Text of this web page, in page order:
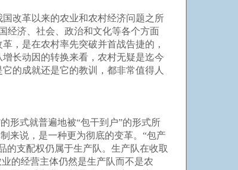
改革以来的农业和农村经济问题之所
经济、社会、政治和文化等各个方面
，是在农村率先突破并首战告捷的，
长动因的转换来看，农村无疑是迄今
的成就还是它的教训，都非常值得人
形式就普遍地被“包干到户”的形式所
来说，是一种更为彻底的变革。“包产
的支配权仍属于生产队。生产队在收取
的经营主体仍然是生产队而不是农